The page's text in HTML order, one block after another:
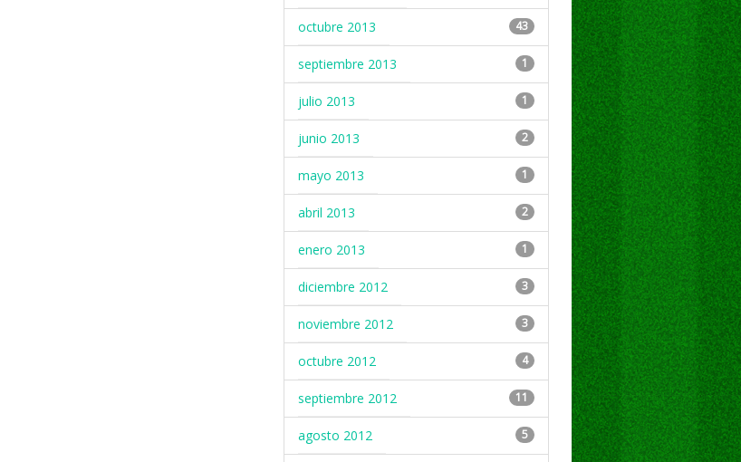
octubre 2013 43
septiembre 2013 1
julio 2013 1
junio 2013 2
mayo 2013 1
abril 2013 2
enero 2013 1
diciembre 2012 3
noviembre 2012 3
octubre 2012 4
septiembre 2012 11
agosto 2012 5